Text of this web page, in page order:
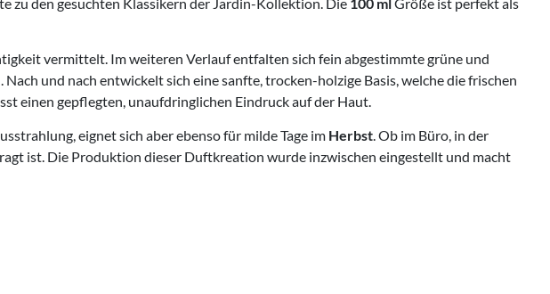
vermittelt. Im weiteren Verlauf entfalten sich fein abgestimmte grüne und
und nach entwickelt sich eine sanfte, trocken-holzige Basis, welche die frischen
einen gepflegten, unaufdringlichen Eindruck auf der Haut.
eignet sich aber ebenso für milde Tage im Herbst. Ob im Büro, in der
ist. Die Produktion dieser Duftkreation wurde inzwischen eingestellt und macht